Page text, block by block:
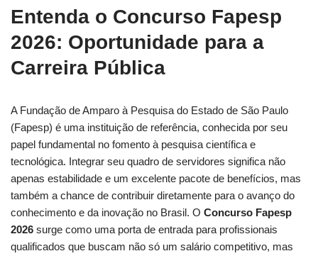
Entenda o Concurso Fapesp
2026: Oportunidade para a
Carreira Pública
A Fundação de Amparo à Pesquisa do Estado de São Paulo
(Fapesp) é uma instituição de referência, conhecida por seu
papel fundamental no fomento à pesquisa científica e
tecnológica. Integrar seu quadro de servidores significa não
apenas estabilidade e um excelente pacote de benefícios, mas
também a chance de contribuir diretamente para o avanço do
conhecimento e da inovação no Brasil. O Concurso Fapesp
2026 surge como uma porta de entrada para profissionais
qualificados que buscam não só um salário competitivo, mas